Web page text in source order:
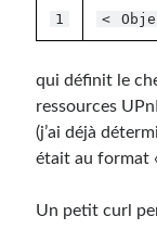
1 <
qui définit le
ressources
(j’ai déjà
était au format
Un petit curl